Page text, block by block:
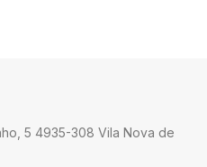
5 4935-308 Vila Nova de